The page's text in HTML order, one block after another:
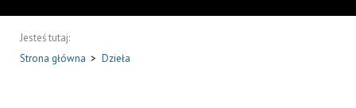
Jesteś tutaj:
Strona główna > Dzieła